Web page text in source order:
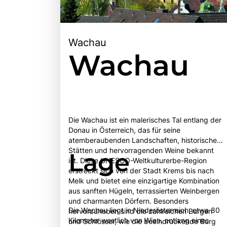
Wachau
Wachau
Die Wachau ist ein malerisches Tal entlang der
Donau in Österreich, das für seine
atemberaubenden Landschaften, historischen
Stätten und hervorragenden Weine bekannt
ist. Diese UNESCO-Weltkulturerbe-Region
erstreckt sich von der Stadt Krems bis nach
Melk und bietet eine einzigartige Kombination
aus sanften Hügeln, terrassierten Weinbergen
und charmanten Dörfern. Besonders
hervorzuheben sind die zahlreichen Burgen
und Schlösser, wie die beeindruckende Burg
Lage
Die Wachau liegt in Niederösterreich, etwa 80
Kilometer westlich von Wien, entlang eines